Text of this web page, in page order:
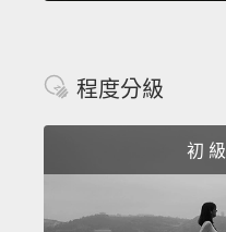
程度分級
初 級